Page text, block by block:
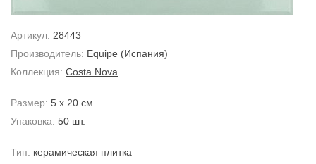
Артикул: 28443
Производитель: Equipe (Испания)
Коллекция: Costa Nova
Размер: 5 x 20 см
Упаковка: 50 шт.
Тип: керамическая плитка